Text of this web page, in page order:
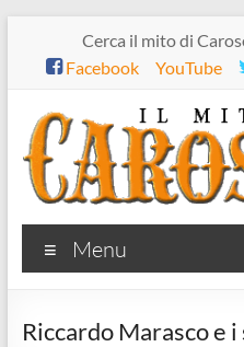
contenuto
Cerca il mito di
Facebook
YouTube
Il
mito
di
Menu
Riccardo Marasco e